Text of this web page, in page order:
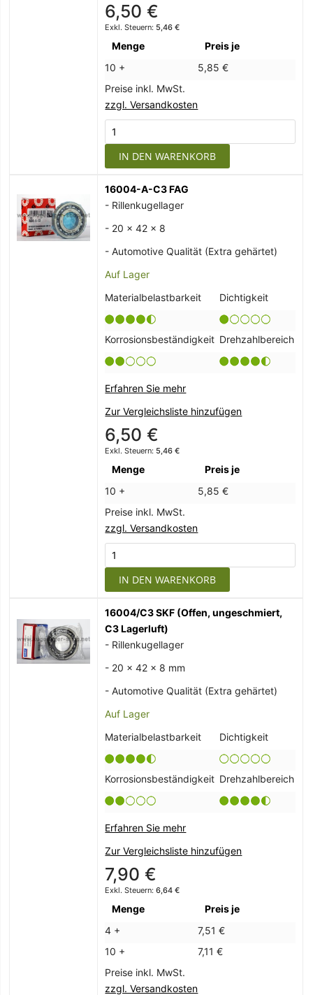
6,50 €
5,46 €
Menge
Preis je
10 +
5,85 €
Preise inkl. MwSt.
zzgl. Versandkosten
IN DEN WARENKORB
16004-A-C3 FAG
- Rillenkugellager
- 20 x 42 x 8
- Automotive Qualität (Extra gehärtet)
Auf Lager
Materialbelastbarkeit
Dichtigkeit
Korrosionsbeständigkeit Drehzahlbereich
Erfahren Sie mehr
Zur Vergleichsliste hinzufügen
6,50 €
5,46 €
Menge
Preis je
10 +
5,85 €
Preise inkl. MwSt.
zzgl. Versandkosten
IN DEN WARENKORB
16004/C3 SKF (Offen, ungeschmiert,
C3 Lagerluft)
- Rillenkugellager
- 20 x 42 x 8 mm
- Automotive Qualität (Extra gehärtet)
Auf Lager
Materialbelastbarkeit
Dichtigkeit
Korrosionsbeständigkeit Drehzahlbereich
Erfahren Sie mehr
Zur Vergleichsliste hinzufügen
7,90 €
6,64 €
Menge
Preis je
4 +
7,51 €
10 +
7,11 €
Preise inkl. MwSt.
zzgl. Versandkosten